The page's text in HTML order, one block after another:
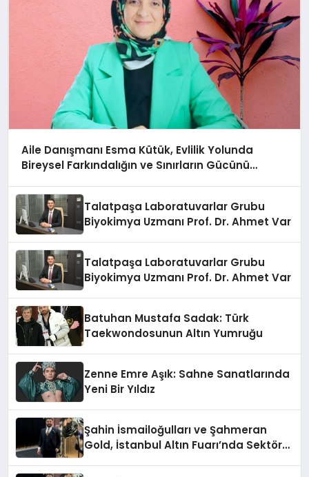
Aile Danışmanı Esma Kütük, Evlilik Yolunda
Bireysel Farkındalığın ve Sınırların Gücünü
Talatpaşa Laboratuvarlar Grubu
Biyokimya Uzmanı Prof. Dr. Ahmet Var
Talatpaşa Laboratuvarlar Grubu
Biyokimya Uzmanı Prof. Dr. Ahmet Var
Batuhan Mustafa Sadak: Türk
Taekwondosunun Altın Yumruğu
Zenne Emre Aşık: Sahne Sanatlarında
Yeni Bir Yıldız
Şahin İsmailoğulları ve Şahmeran
Gold, İstanbul Altın Fuarı’nda Sektöre